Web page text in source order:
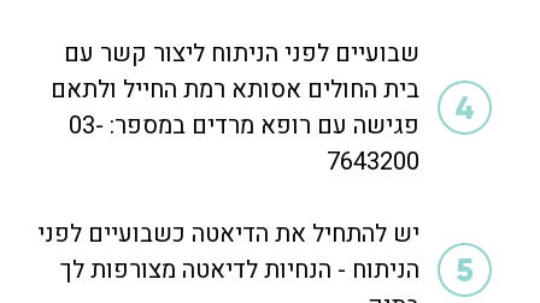
שבועיים לפני הניתוח ליצור קשר עם
בית החולים אסותא רמת החייל ולתאם
פגישה עם רופא מרדים במספר: 03-
7643200
יש להתחיל את הדיאטה כשבועיים לפני
הניתוח - הנחיות לדיאטה מצורפות לך